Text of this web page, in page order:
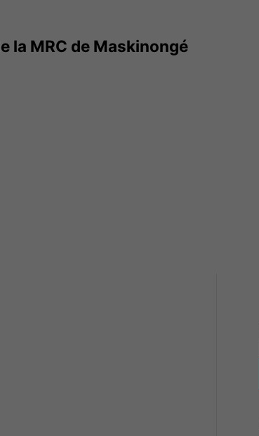
la MRC de Maskinongé